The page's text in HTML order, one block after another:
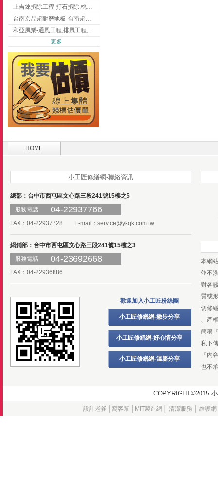
上吉錸拆除工程-打石拆除,桃園打石拆除,桃園拆除工程
台南京品超耐磨地板-台南超耐磨地板
和亞風業-通風工程,排風工程,彰化通風工程,彰化排風工程
更多
HOME
小工匠修繕網-聯絡資訊
總部：台中市西屯區文心路三段241號15樓之5
服務電話
04-22937766
FAX：04-22937728 E-mail： service@ykqk.com.tw
網銷部：台中市西屯區文心路三段241號15樓之3
服務電話
04-23692668
FAX：04-22936886
歡迎加入小工匠粉絲團
小工匠修繕網-撇步分享
小工匠修繕網-好心情分享
小工匠修繕網-溫馨分享
本網
並不
對各
質或
切修
、產
簡稱
私下
『內
也不
設計老爹 窩客幫│ MIT製造網 清潔服務 維護網